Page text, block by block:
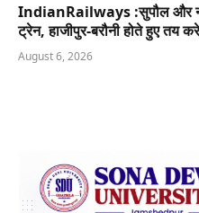
IndianRailways :सुपौल और
ट्रेन, हाजीपुर-बरौनी होते हुए तय
August 6, 2026